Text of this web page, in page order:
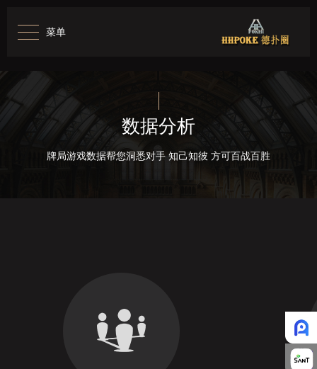
菜单
数据分析
牌局游戏数据帮您洞悉对手 知己知彼 方可百战百胜